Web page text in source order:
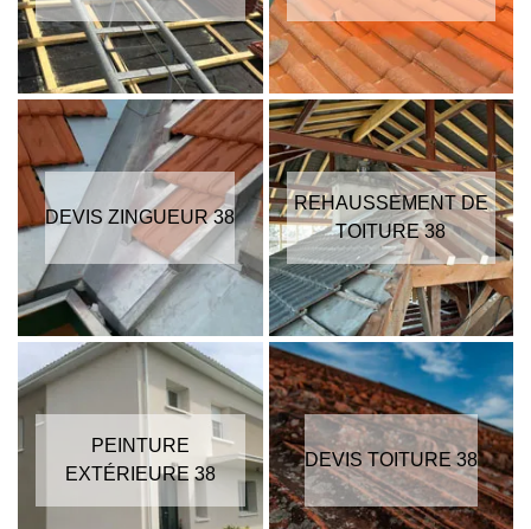
DEVIS ZINGUEUR 38
REHAUSSEMENT DE
TOITURE 38
PEINTURE
EXTÉRIEURE 38
DEVIS TOITURE 38